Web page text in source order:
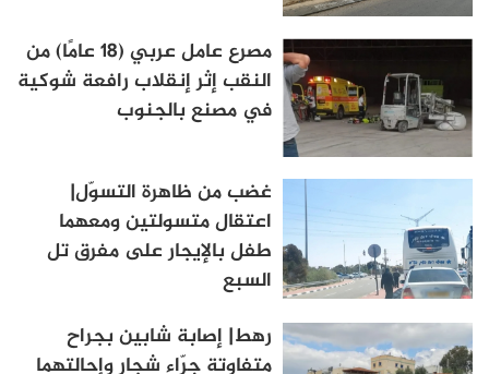
مصرع عامل عربي (18 عامًا) من
النقب إثر إنقلاب رافعة شوكية
في مصنع بالجنوب
غضب من ظاهرة التسوّل|
اعتقال متسولتين ومعهما
طفل بالإيجار على مفرق تل
السبع
رهط| إصابة شابين بجراح
متفاوتة جرّاء شجار وإحالتهما